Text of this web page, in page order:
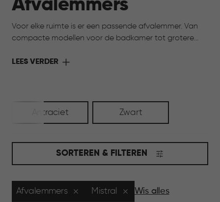
Afvalemmers
Voor elke ruimte is er een passende afvalemmer. Van
compacte modellen voor de badkamer tot grotere
bijkeuken: Curver combineert gebruiksgemak en
LEES VERDER
Antraciet Zwart
SORTEREN & FILTEREN
Afvalemmers Mistral Wis alles